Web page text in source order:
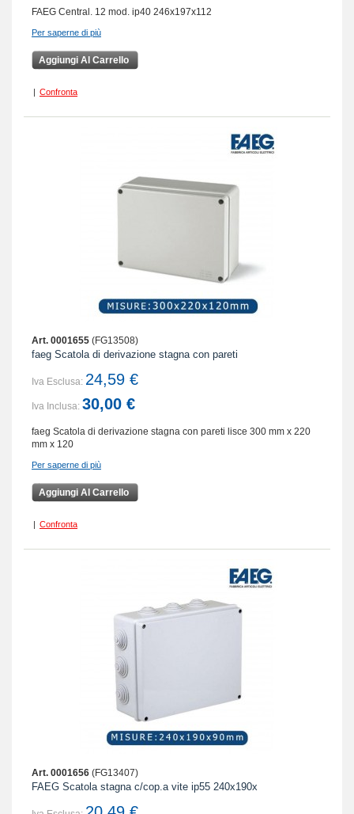
FAEG Central. 12 mod. ip40 246x197x112
Per saperne di più
Aggiungi Al Carrello
| Confronta
Art. 0001655 (FG13508)
faeg Scatola di derivazione stagna con pareti
Iva Esclusa: 24,59 €
Iva Inclusa: 30,00 €
faeg Scatola di derivazione stagna con pareti lisce 300 mm x 220
mm x 120
Per saperne di più
Aggiungi Al Carrello
| Confronta
Art. 0001656 (FG13407)
FAEG Scatola stagna c/cop.a vite ip55 240x190x